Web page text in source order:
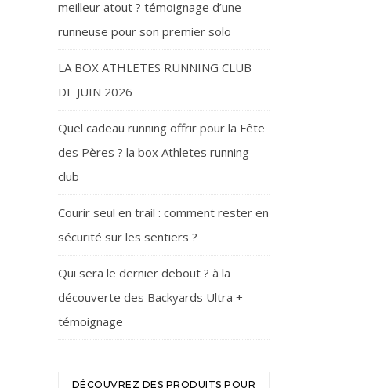
meilleur atout ? témoignage d’une
runneuse pour son premier solo
LA BOX ATHLETES RUNNING CLUB
DE JUIN 2026
Quel cadeau running offrir pour la Fête
des Pères ? la box Athletes running
club
Courir seul en trail : comment rester en
sécurité sur les sentiers ?
Qui sera le dernier debout ? à la
découverte des Backyards Ultra +
témoignage
DÉCOUVREZ DES PRODUITS POUR